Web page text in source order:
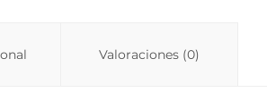
y
p
Valoraciones (0)